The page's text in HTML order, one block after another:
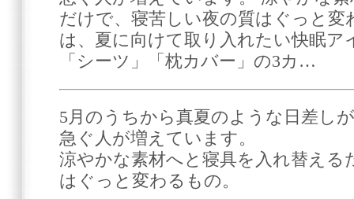
だけで、寝苦しい夜の質はぐっと変
は、夏に向けて取り入れたい快眠ア
「シーツ」「枕カバー」の3カ…
5月のうちから真夏のような日差し
急ぐ人が増えています。
涼やかな素材へと寝具を入れ替える
はぐっと変わるもの。